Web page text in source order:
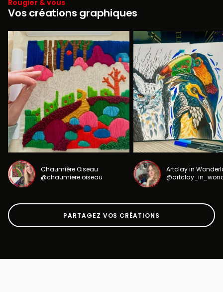
Rougier & vous
Vos créations graphiques
Chaumière Oiseau
@chaumiere.oiseau
Artclay in
PARTAGEZ VOS CRÉATIONS